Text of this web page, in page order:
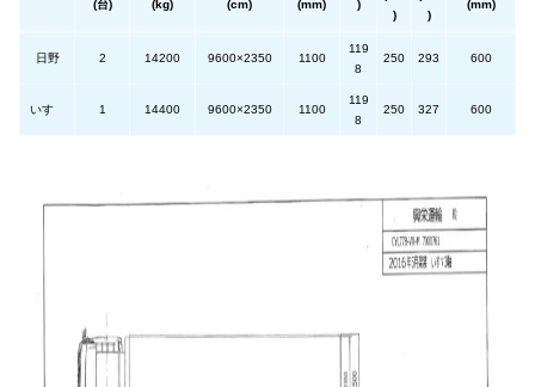
(台)
(kg)
(cm)
(mm)
)
)
)
(mm)
日野 2 14200 9600×2350 1100
119
8
250 293 600
いすゞ 1 14400 9600×2350 1100
119
8
250 327 600